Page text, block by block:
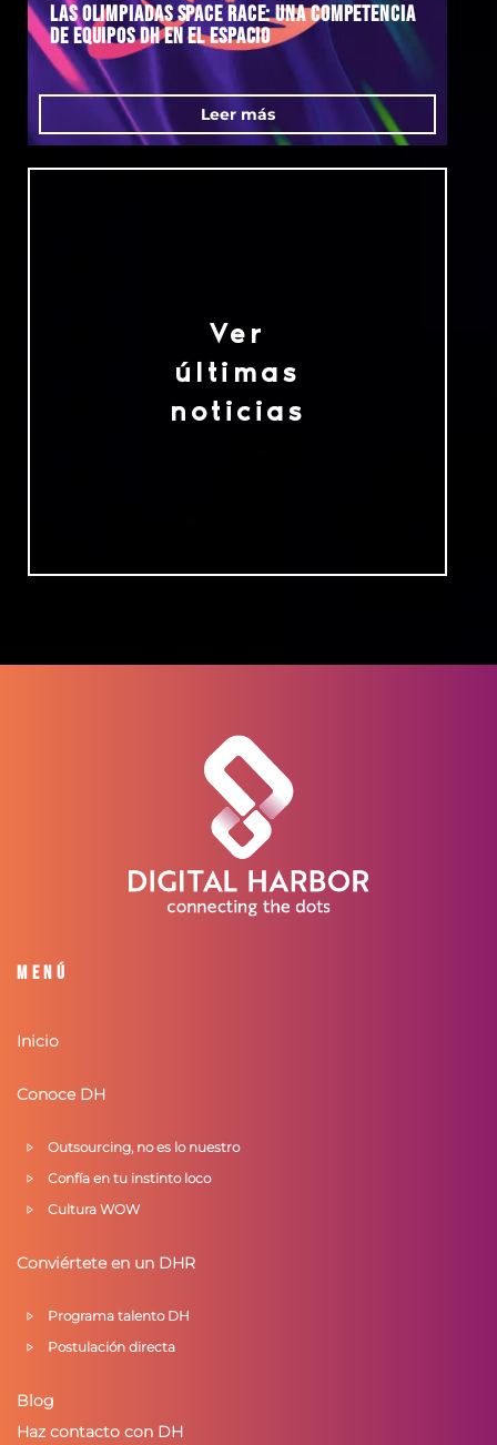
Las olimpiadas space race: una competencia
de Equipos DH en el espacio
Leer más
Ver
últimas
noticias
Menú
Inicio
Conoce DH
Outsourcing, no es lo nuestro
Confía en tu instinto loco
Cultura WOW
Conviértete en un DHR
Programa talento DH
Postulación directa
Blog
Haz contacto con DH